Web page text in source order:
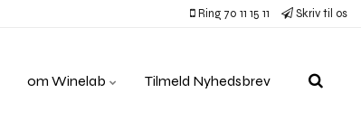
Ring 70 11 15 11 Skriv til os
om Winelab Tilmeld Nyhedsbrev